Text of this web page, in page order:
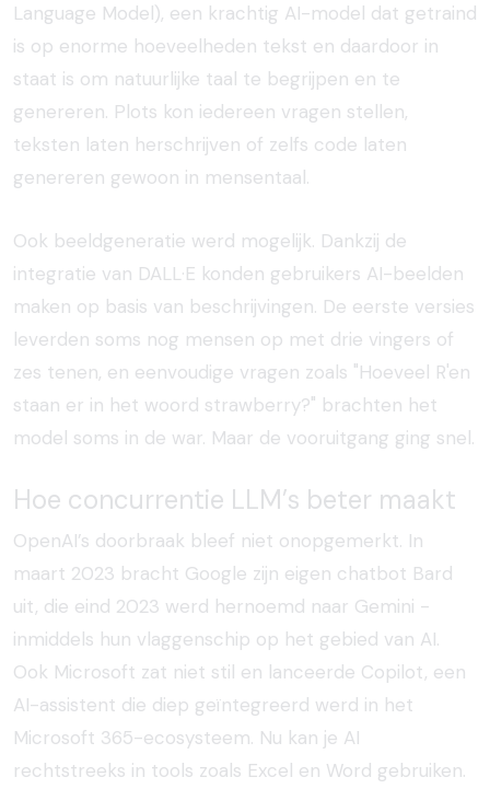
Language Model), een krachtig AI-model dat getraind
is op enorme hoeveelheden tekst en daardoor in
staat is om natuurlijke taal te begrijpen en te
genereren. Plots kon iedereen vragen stellen,
teksten laten herschrijven of zelfs code laten
genereren gewoon in mensentaal.
Ook beeldgeneratie werd mogelijk. Dankzij de
integratie van DALL·E konden gebruikers AI-beelden
maken op basis van beschrijvingen. De eerste versies
leverden soms nog mensen op met drie vingers of
zes tenen, en eenvoudige vragen zoals "Hoeveel R'en
staan er in het woord strawberry?" brachten het
model soms in de war. Maar de vooruitgang ging snel.
Hoe concurrentie LLM’s beter maakt
OpenAI’s doorbraak bleef niet onopgemerkt. In
maart 2023 bracht Google zijn eigen chatbot Bard
uit, die eind 2023 werd hernoemd naar Gemini -
inmiddels hun vlaggenschip op het gebied van AI.
Ook Microsoft zat niet stil en lanceerde Copilot, een
AI-assistent die diep geïntegreerd werd in het
Microsoft 365-ecosysteem. Nu kan je AI
rechtstreeks in tools zoals Excel en Word gebruiken.